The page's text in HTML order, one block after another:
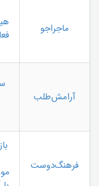
ماجراجو
آرامش‌طلب
فرهنگ‌دوست